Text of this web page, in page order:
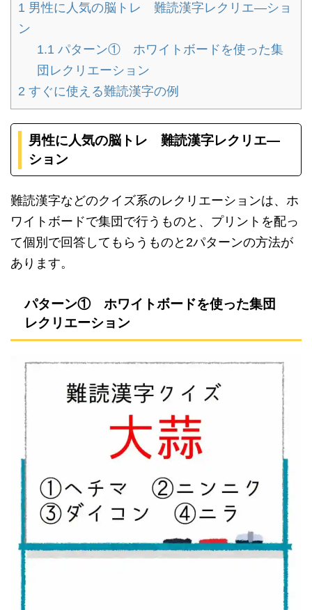
1 男性に人気の脳トレ 難読漢字レクリエ―ショ
ン
1.1 パターン① ホワイトボードを使った集
団レクリエーション
2 すぐに使える難読漢字の例
男性に人気の脳トレ 難読漢字レクリエ―
ション
難読漢字などのクイズ系のレクリエーションは、ホ
ワイトボードで集団で行うものと、プリントを配っ
て個別で回答してもらうものと2パターンの方法が
あります。
パターン① ホワイトボードを使った集団
レクリエーション